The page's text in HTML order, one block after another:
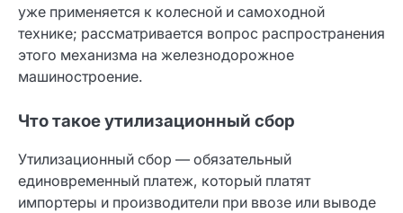
уже применяется к колесной и самоходной
технике; рассматривается вопрос распространения
этого механизма на железнодорожное
машиностроение.
Что такое утилизационный сбор
Утилизационный сбор — обязательный
единовременный платеж, который платят
импортеры и производители при ввозе или выводе